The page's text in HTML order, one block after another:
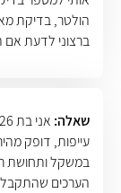
ברצוני לדעת אם
שאלה:
עייפות, דופק
במשקל ותחושת